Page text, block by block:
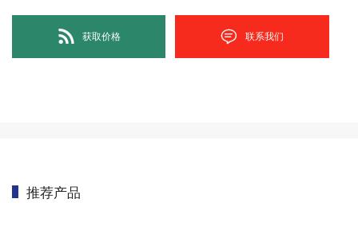
获取价格 联系我们
推荐产品